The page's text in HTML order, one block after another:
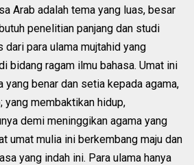
Arab adalah tema yang luas, besar
penelitian panjang dan studi
dari para ulama mujtahid yang
bidang ragam ilmu bahasa. Umat ini
yang benar dan setia kepada agama,
yang membaktikan hidup,
demi meninggikan agama yang
umat mulia ini berkembang maju dan
yang indah ini. Para ulama hanya